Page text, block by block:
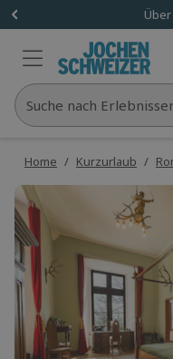
Suche nach
Home / Kurzurlaub /